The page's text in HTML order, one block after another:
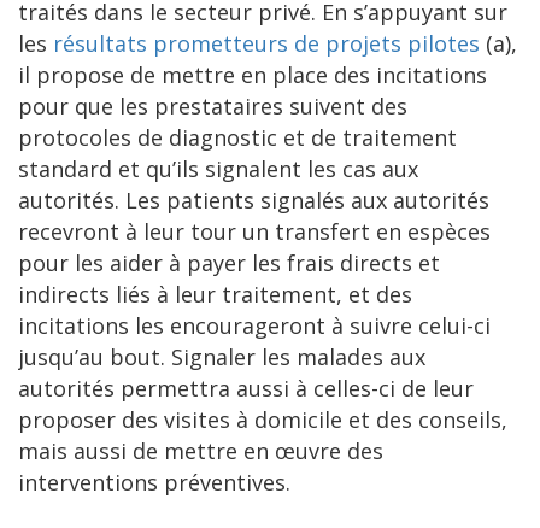
traités dans le secteur privé. En s’appuyant sur
les résultats prometteurs de projets pilotes (a),
il propose de mettre en place des incitations
pour que les prestataires suivent des
protocoles de diagnostic et de traitement
standard et qu’ils signalent les cas aux
autorités. Les patients signalés aux autorités
recevront à leur tour un transfert en espèces
pour les aider à payer les frais directs et
indirects liés à leur traitement, et des
incitations les encourageront à suivre celui-ci
jusqu’au bout. Signaler les malades aux
autorités permettra aussi à celles-ci de leur
proposer des visites à domicile et des conseils,
mais aussi de mettre en œuvre des
interventions préventives.